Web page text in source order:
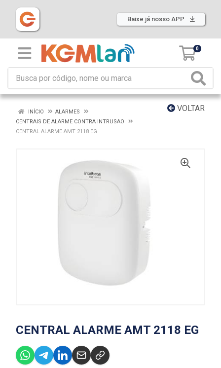
Baixe já nosso APP
0
VOLTAR
INÍCIO
ALARMES
CENTRAIS DE ALARME CONTRA INTRUSAO
CENTRAL ALARME AMT 2118 EG
CENTRAL ALARME AMT 2118 EG